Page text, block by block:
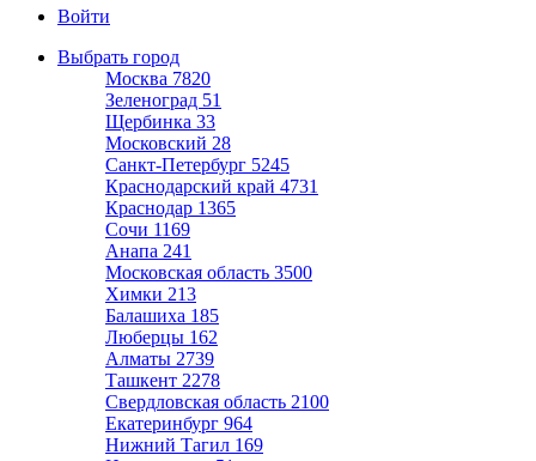
Войти
Выбрать город
Москва 7820
Зеленоград 51
Щербинка 33
Московский 28
Санкт-Петербург 5245
Краснодарский край 4731
Краснодар 1365
Сочи 1169
Анапа 241
Московская область 3500
Химки 213
Балашиха 185
Люберцы 162
Алматы 2739
Ташкент 2278
Свердловская область 2100
Екатеринбург 964
Нижний Тагил 169